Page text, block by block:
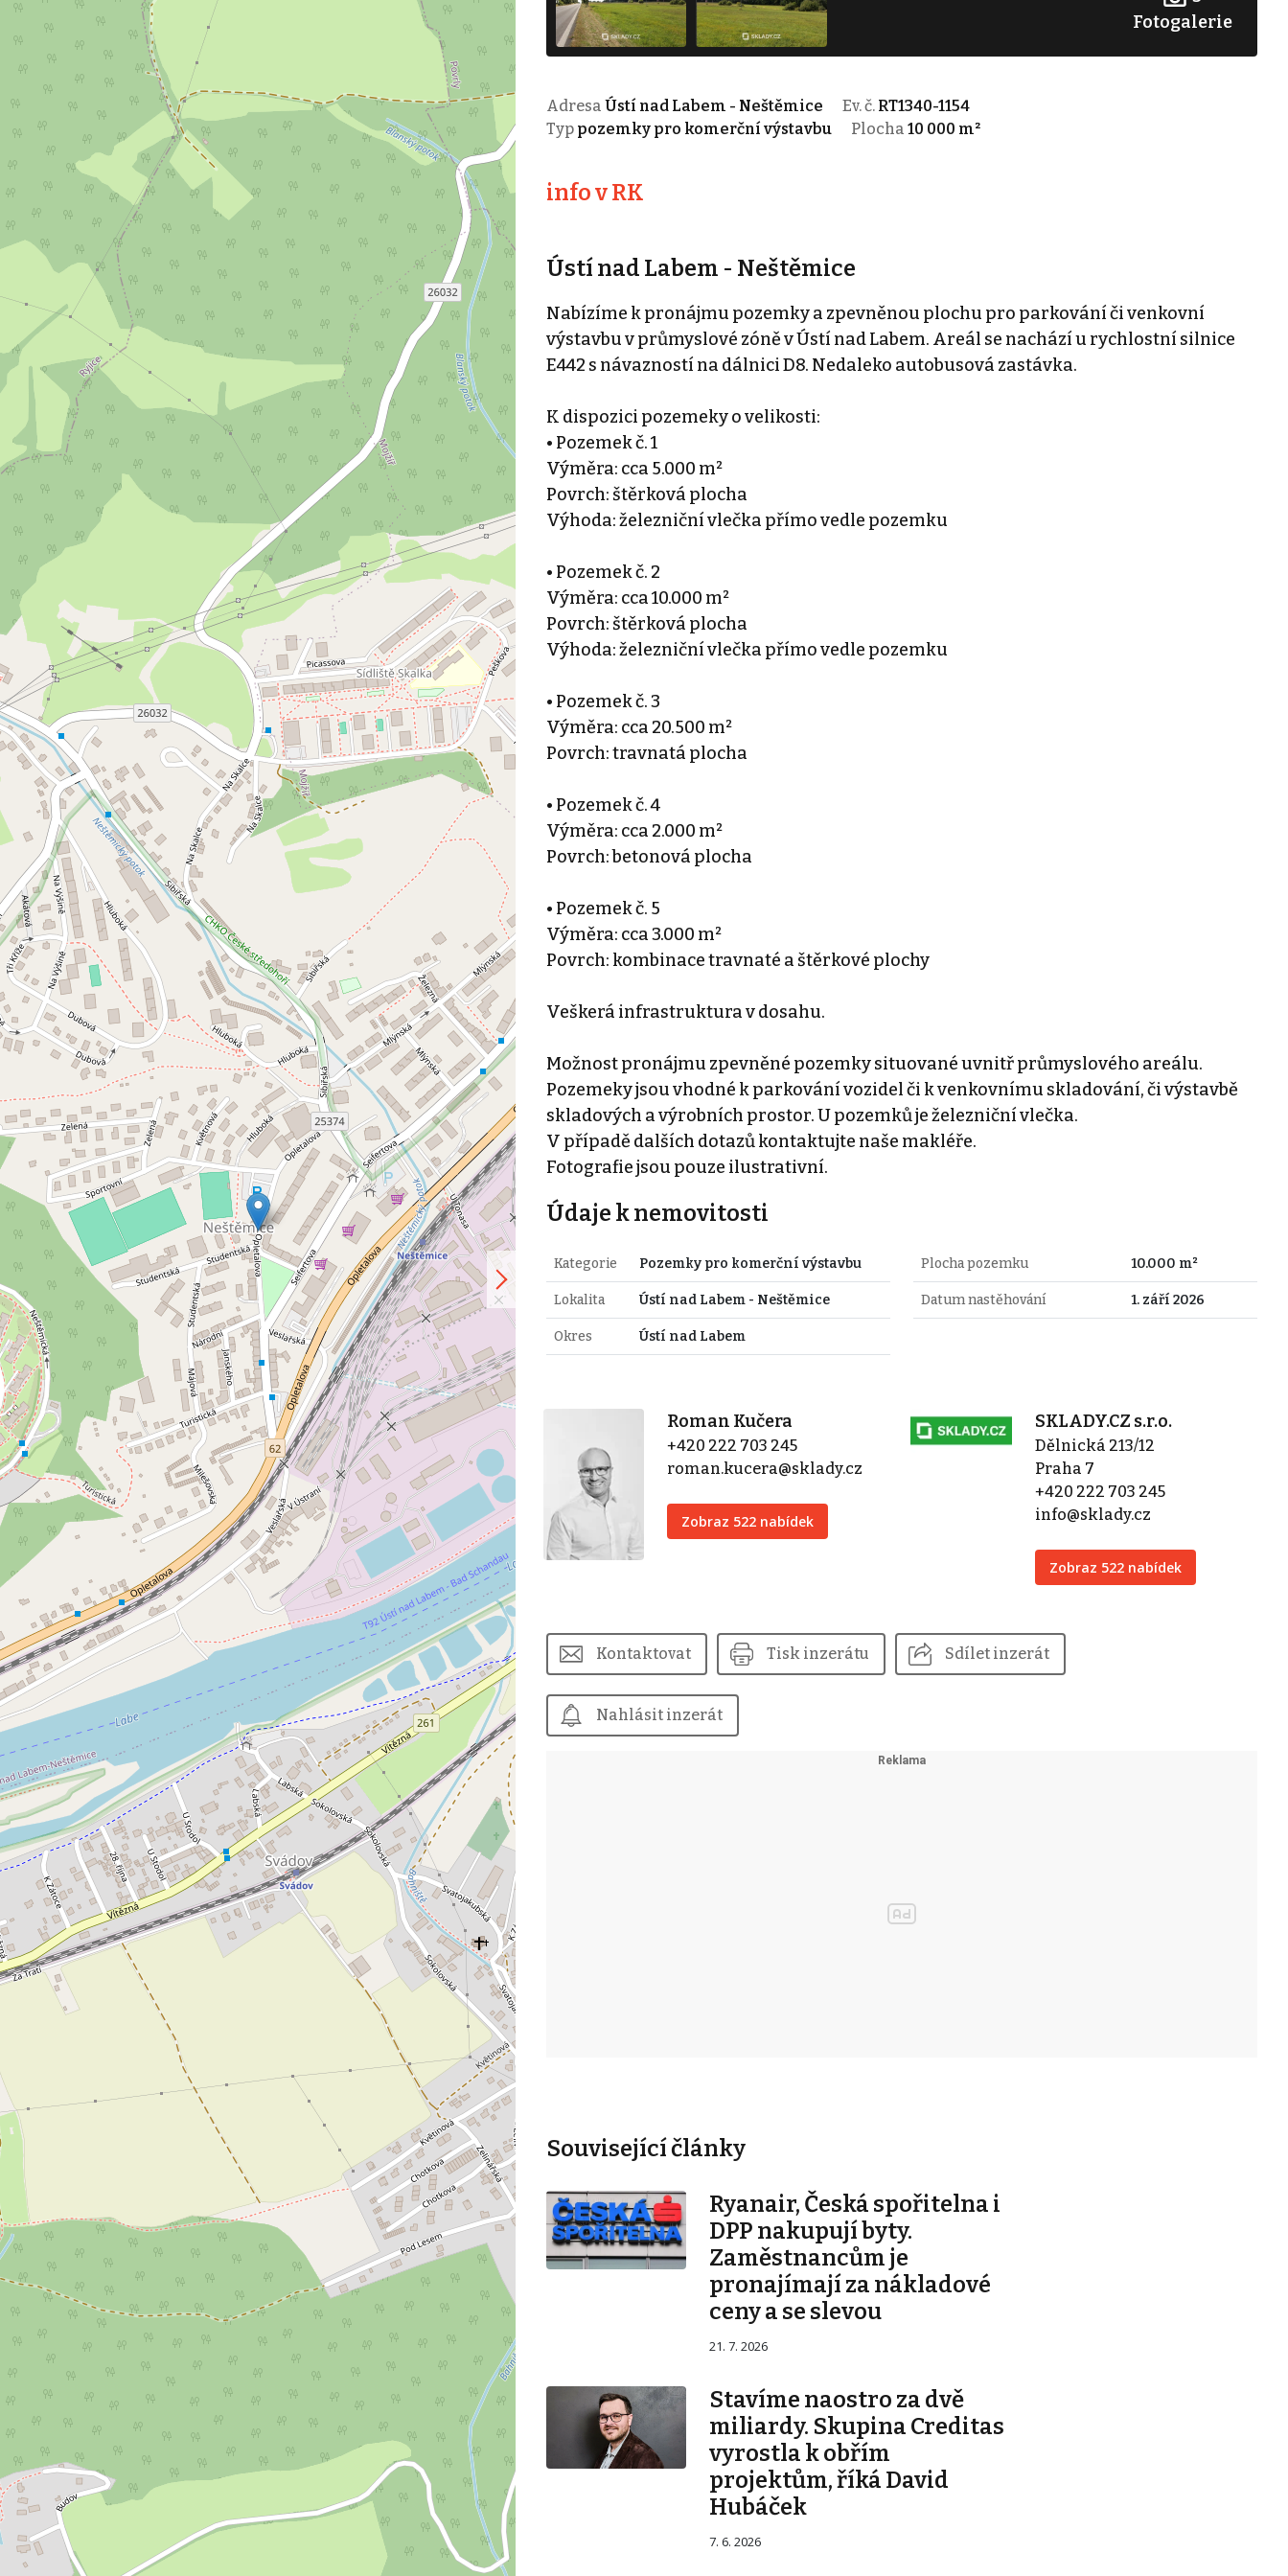
Fotogalerie
Adresa Ústí nad Labem - Neštěmice Ev. č. RT1340-1154
Typ pozemky pro komerční výstavbu Plocha 10 000 m²
info v RK
Ústí nad Labem - Neštěmice
Nabízíme k pronájmu pozemky a zpevněnou plochu pro parkování či venkovní
výstavbu v průmyslové zóně v Ústí nad Labem. Areál se nachází u rychlostní silnice
E442 s návazností na dálnici D8. Nedaleko autobusová zastávka.
K dispozici pozemeky o velikosti:
• Pozemek č. 1
Výměra: cca 5.000 m²
Povrch: štěrková plocha
Výhoda: železniční vlečka přímo vedle pozemku
• Pozemek č. 2
Výměra: cca 10.000 m²
Povrch: štěrková plocha
Výhoda: železniční vlečka přímo vedle pozemku
• Pozemek č. 3
Výměra: cca 20.500 m²
Povrch: travnatá plocha
• Pozemek č. 4
Výměra: cca 2.000 m²
Povrch: betonová plocha
• Pozemek č. 5
Výměra: cca 3.000 m²
Povrch: kombinace travnaté a štěrkové plochy
Veškerá infrastruktura v dosahu.
Možnost pronájmu zpevněné pozemky situované uvnitř průmyslového areálu.
Pozemeky jsou vhodné k parkování vozidel či k venkovnímu skladování, či výstavbě
skladových a výrobních prostor. U pozemků je železniční vlečka.
V případě dalších dotazů kontaktujte naše makléře.
Fotografie jsou pouze ilustrativní.
Údaje k nemovitosti
Kategorie Pozemky pro komerční výstavbu
Lokalita Ústí nad Labem - Neštěmice
Okres Ústí nad Labem
Plocha pozemku 10.000 m²
Datum nastěhování 1. září 2026
Roman Kučera
+420 222 703 245
roman.kucera@sklady.cz
Zobraz 522 nabídek
SKLADY.CZ s.r.o.
Dělnická 213/12
Praha 7
+420 222 703 245
info@sklady.cz
Zobraz 522 nabídek
Kontaktovat Tisk inzerátu Sdílet inzerát
Nahlásit inzerát
Související články
Ryanair, Česká spořitelna i
DPP nakupují byty.
Zaměstnancům je
pronajímají za nákladové
ceny a se slevou
21. 7. 2026
Stavíme naostro za dvě
miliardy. Skupina Creditas
vyrostla k obřím
projektům, říká David
Hubáček
7. 6. 2026